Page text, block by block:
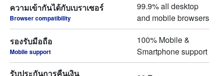
ความเข้ากันได้กับเบราเซอร์
Browser compatibility
99.9% all desktop
and mobile browsers
รองรับมือถือ
Mobile support
100% Mobile &
Smartphone support
รับประกันการคืนเงิน